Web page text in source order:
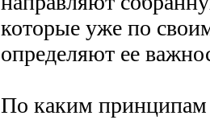
которые уже по
определяют ее
По каким принципам